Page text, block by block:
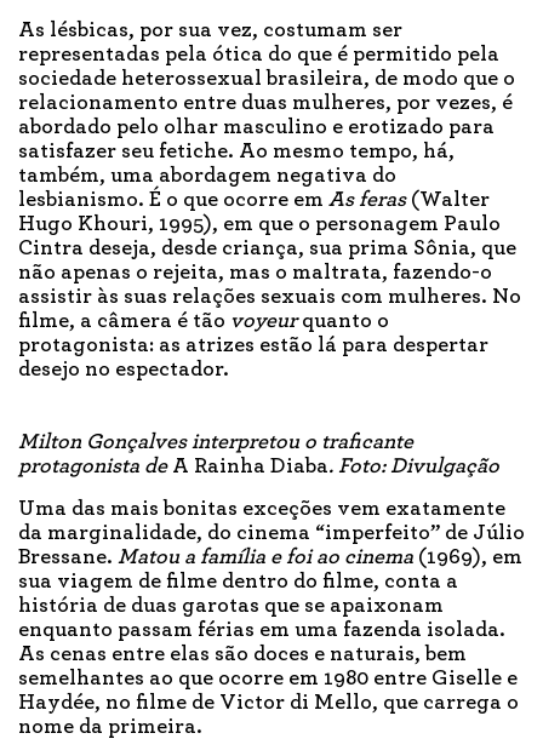
As lésbicas, por sua vez, costumam ser
representadas pela ótica do que é permitido pela
sociedade heterossexual brasileira, de modo que o
relacionamento entre duas mulheres, por vezes, é
abordado pelo olhar masculino e erotizado para
satisfazer seu fetiche. Ao mesmo tempo, há,
também, uma abordagem negativa do
lesbianismo. É o que ocorre em As feras (Walter
Hugo Khouri, 1995), em que o personagem Paulo
Cintra deseja, desde criança, sua prima Sônia, que
não apenas o rejeita, mas o maltrata, fazendo-o
assistir às suas relações sexuais com mulheres. No
filme, a câmera é tão voyeurquanto o
protagonista: as atrizes estão lá para despertar
desejo no espectador.
Milton Gonçalves interpretou o traficante
protagonista de A Rainha Diaba. Foto: Divulgação
Uma das mais bonitas exceções vem exatamente
da marginalidade, do cinema “imperfeito” de Júlio
Bressane. Matou a família e foi ao cinema (1969), em
sua viagem de filme dentro do filme, conta a
história de duas garotas que se apaixonam
enquanto passam férias em uma fazenda isolada.
As cenas entre elas são doces e naturais, bem
semelhantes ao que ocorre em 1980 entre Giselle e
Haydée, no filme de Victor di Mello, que carrega o
nome da primeira.